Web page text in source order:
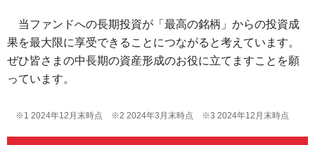
当ファンドへの長期投資が「最高の銘柄」からの投資成
果を最大限に享受できることにつながると考えています。
ぜひ皆さまの中長期の資産形成のお役に立てますことを願
っています。
※1 2024年12月末時点 ※2 2024年3月末時点 ※3 2024年12月末時点